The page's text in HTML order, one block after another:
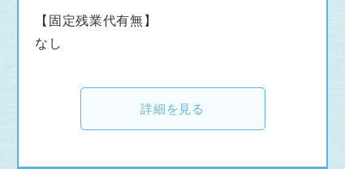
【固定残業代有無】
なし
詳細を見る